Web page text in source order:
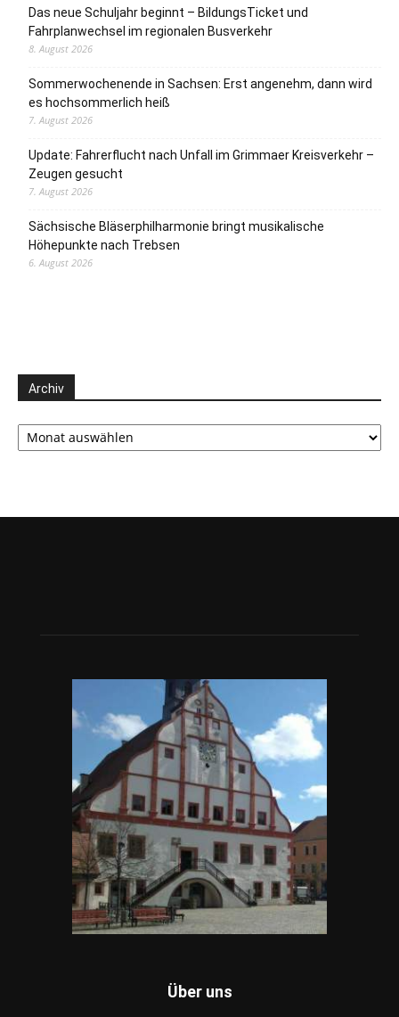
Das neue Schuljahr beginnt – BildungsTicket und
Fahrplanwechsel im regionalen Busverkehr
8. August 2026
Sommerwochenende in Sachsen: Erst angenehm, dann wird
es hochsommerlich heiß
7. August 2026
Update: Fahrerflucht nach Unfall im Grimmaer Kreisverkehr –
Zeugen gesucht
7. August 2026
Sächsische Bläserphilharmonie bringt musikalische
Höhepunkte nach Trebsen
6. August 2026
Archiv
Archiv
Über uns